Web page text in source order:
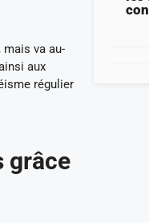
va au-
aux
régulier
grâce